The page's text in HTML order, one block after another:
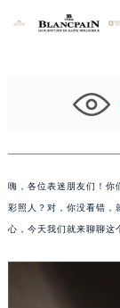
嗨，各位表迷朋友们！
彩照人？对，你没看错，
心，今天我们就来聊聊这